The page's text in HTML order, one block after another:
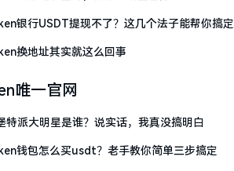
银行USDT提现不了？这几个法子能帮你搞定
换地址其实就这么回事
唯一官网
特派大明星是谁？说实话，我真没搞明白
钱包怎么买usdt？老手教你简单三步搞定